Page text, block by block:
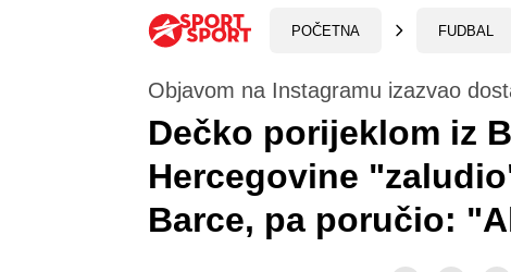
POČETNA FUDBAL
Objavom na Instagramu izazvao
Dečko porijeklom iz
Hercegovine
Barce, pa poručio: